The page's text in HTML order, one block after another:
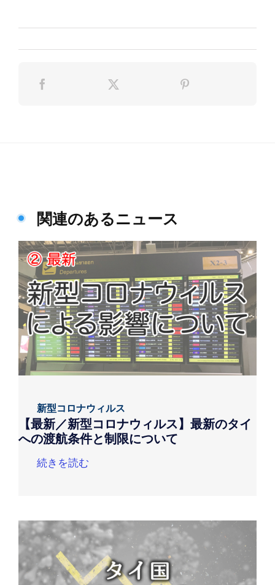
関連のあるニュース
新型コロナウィルス
【最新／新型コロナウィルス】最新のタイ
への渡航条件と制限について
続きを読む